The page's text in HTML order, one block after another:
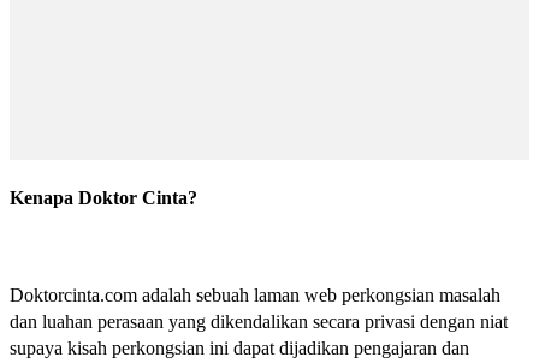
Kenapa Doktor Cinta?
Doktorcinta.com adalah sebuah laman web perkongsian masalah
dan luahan perasaan yang dikendalikan secara privasi dengan niat
supaya kisah perkongsian ini dapat dijadikan pengajaran dan